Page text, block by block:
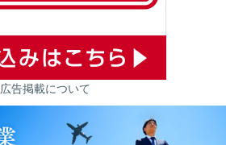
広告掲載について